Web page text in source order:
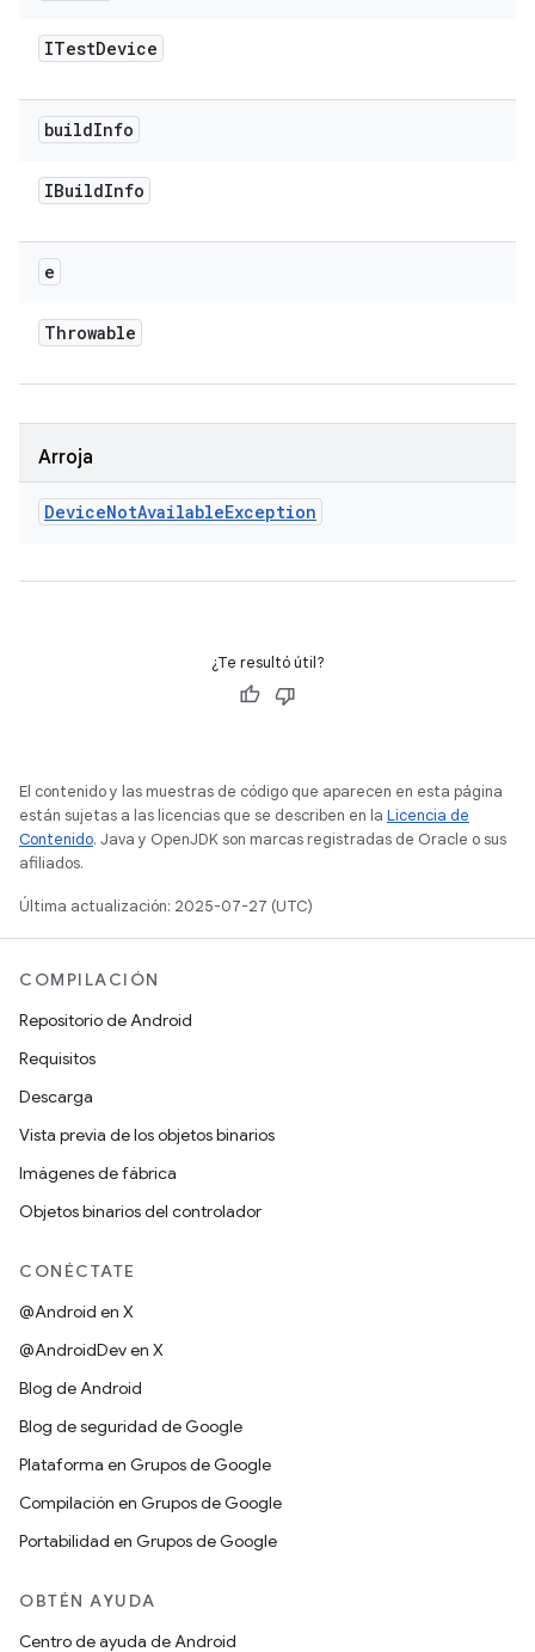
ITestDevice
buildInfo
IBuildInfo
e
Throwable
Arroja
DeviceNotAvailableException
¿Te resultó útil?
El contenido y las muestras de código que aparecen en esta página
están sujetas a las licencias que se describen en la Licencia de
Contenido. Java y OpenJDK son marcas registradas de Oracle o sus
afiliados.
Última actualización: 2025-07-27 (UTC)
COMPILACIÓN
Repositorio de Android
Requisitos
Descarga
Vista previa de los objetos binarios
Imágenes de fábrica
Objetos binarios del controlador
CONÉCTATE
@Android en X
@AndroidDev en X
Blog de Android
Blog de seguridad de Google
Plataforma en Grupos de Google
Compilación en Grupos de Google
Portabilidad en Grupos de Google
OBTÉN AYUDA
Centro de ayuda de Android